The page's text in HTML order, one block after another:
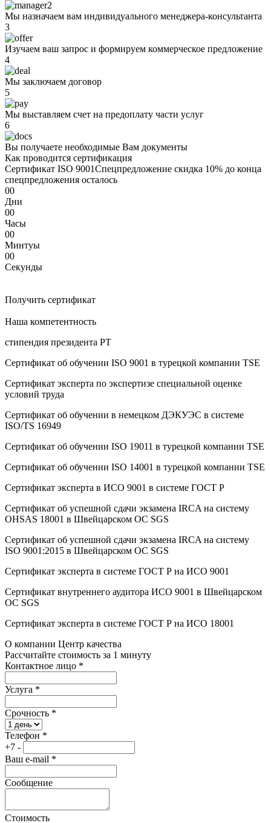
Мы назначаем вам индивидуального менеджера-консультанта
3
Изучаем ваш запрос и формируем коммерческое предложение
4
Мы заключаем договор
5
Мы выставляем счет на предоплату части услуг
6
Вы получаете необходимые Вам документы
Как проводится сертификация
Сертификат ISO 9001Спецпредложение скидка 10% до конца
спецпредложения осталось
00
Дни
00
Часы
00
Минтуы
00
Секунды
Получить сертификат
Наша компетентность
стипендия президента РТ
Сертификат об oбучeнии ISO 9001 в турецкой компании TSE
Сертификат эксперта по экспертизе специальной оценке
условий труда
Сертификат об oбучeнии в немецком ДЭКУЭС в системе
ISO/TS 16949
Сертификат об oбучeнии ISO 19011 в турецкой компании TSE
Сертификат об oбучeнии ISO 14001 в турецкой компании TSE
Сертификат эксперта в ИСО 9001 в системе ГОСТ Р
Сертификат об успешной сдачи экзамена IRCA на систему
OHSAS 18001 в Швейцарском ОС SGS
Сертификат об успешной сдачи экзамена IRCA на систему
ISO 9001:2015 в Швейцарском ОС SGS
Сертификат эксперта в системе ГОСТ Р на ИСО 9001
Сертификат внутреннего аудитора ИСО 9001 в Швейцарском
ОС SGS
Сертификат эксперта в системе ГОСТ Р на ИСО 18001
О компании Центр качества
Рассчитайте стоимость за 1 минуту
Контактное лицо *
Услуга *
Срочность *
Телефон *
+7 -
Ваш e-mail *
Сообщение
Стоимость